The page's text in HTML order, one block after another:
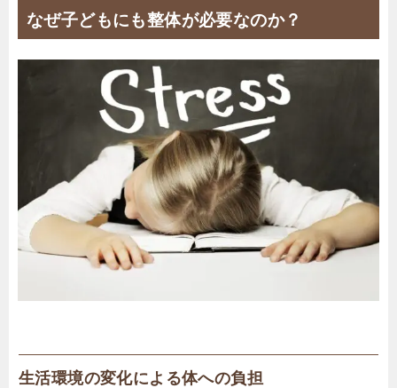
なぜ子どもにも整体が必要なのか？
生活環境の変化による体への負担